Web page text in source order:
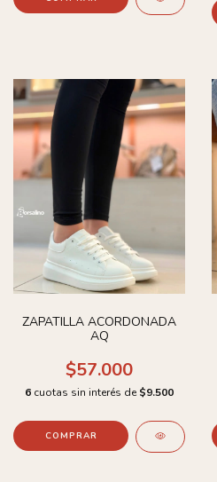
ZAPATILLA ACORDONADA
AQ
$57.000
6 cuotas sin interés de $9.500
COMPRAR